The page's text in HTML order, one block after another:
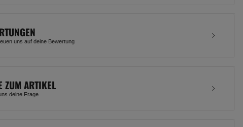
uns auf deine Bewertung
ZUM ARTIKEL
deine Frage